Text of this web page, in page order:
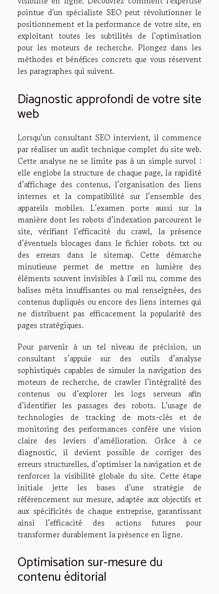
pointue d'un spécialiste SEO peut révolutionner le
positionnement et la performance de votre site, en
exploitant toutes les subtilités de l’optimisation
pour les moteurs de recherche. Plongez dans les
méthodes et bénéfices concrets que vous réservent
les paragraphes qui suivent.
Diagnostic approfondi de votre site
web
Lorsqu’un consultant SEO intervient, il commence
par réaliser un audit technique complet du site web.
Cette analyse ne se limite pas à un simple survol :
elle englobe la structure de chaque page, la rapidité
d’affichage des contenus, l’organisation des liens
internes et la compatibilité sur l’ensemble des
appareils mobiles. L’examen porte aussi sur la
manière dont les robots d’indexation parcourent le
site, vérifiant l’efficacité du crawl, la présence
d’éventuels blocages dans le fichier robots. txt ou
des erreurs dans le sitemap. Cette démarche
minutieuse permet de mettre en lumière des
éléments souvent invisibles à l’œil nu, comme des
balises méta insuffisantes ou mal renseignées, des
contenus dupliqués ou encore des liens internes qui
ne distribuent pas efficacement la popularité des
pages stratégiques.
Pour parvenir à un tel niveau de précision, un
consultant s’appuie sur des outils d’analyse
sophistiqués capables de simuler la navigation des
moteurs de recherche, de crawler l’intégralité des
contenus ou d’explorer les logs serveurs afin
d’identifier les passages des robots. L’usage de
technologies de tracking de mots-clés et de
monitoring des performances confère une vision
claire des leviers d’amélioration. Grâce à ce
diagnostic, il devient possible de corriger des
erreurs structurelles, d’optimiser la navigation et de
renforcer la visibilité globale du site. Cette étape
initiale jette les bases d’une stratégie de
référencement sur mesure, adaptée aux objectifs et
aux spécificités de chaque entreprise, garantissant
ainsi l’efficacité des actions futures pour
transformer durablement la présence en ligne.
Optimisation sur-mesure du
contenu éditorial